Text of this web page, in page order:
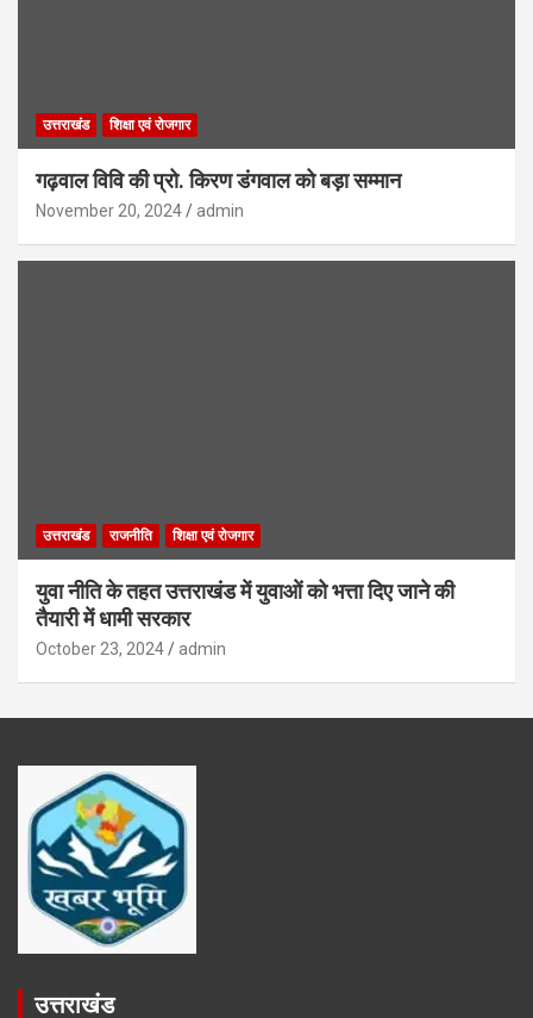
उत्तराखंड शिक्षा एवं रोजगार
गढ़वाल विवि की प्रो. किरण डंगवाल को बड़ा सम्मान
November 20, 2024 admin
उत्तराखंड राजनीति शिक्षा एवं रोजगार
युवा नीति के तहत उत्तराखंड में युवाओं को भत्ता दिए जाने की
तैयारी में धामी सरकार
October 23, 2024 admin
उत्तराखंड